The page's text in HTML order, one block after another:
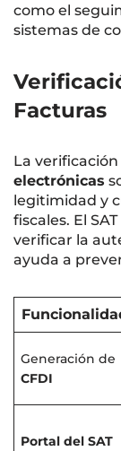
como el
sistemas de
Facturas
La
electrónicas
legitimidad y
fiscales. El
verificar la
ayuda a
Generación de
CFDI
Portal del SAT